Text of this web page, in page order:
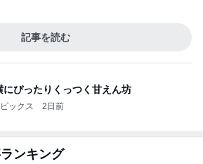
記事を読む
にぴったりくっつく甘えん坊
ックス 2日前
ンキング